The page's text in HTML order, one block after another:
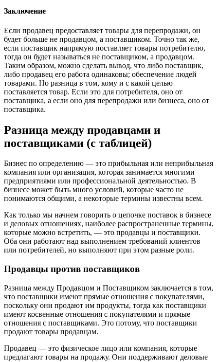
Заключение
Если продавец предоставляет товары для перепродажи, он
будет больше не продавцом, а поставщиком. Точно так же,
если поставщик напрямую поставляет товары потребителю,
тогда он будет называться не поставщиком, а продавцом.
Таким образом, можно сделать вывод, что либо поставщик,
либо продавец его работа одинаковы; обеспечение людей
товарами. Но разница в том, кому и с какой целью
поставляется товар. Если это для потребителя, оно от
поставщика, а если оно для перепродажи или бизнеса, оно от
поставщика.
Разница между продавцами и
поставщиками (с таблицей)
Бизнес по определению — это прибыльная или неприбыльная
компания или организация, которая занимается многими
предприятиями или профессиональной деятельностью. В
бизнесе может быть много условий, которые часто не
понимаются общими, а некоторые термины известны всем.
Как только мы начнем говорить о цепочке поставок в бизнесе
и деловых отношениях, наиболее распространенные термины,
которые можно встретить, — это продавцы и поставщики.
Оба они работают над выполнением требований клиентов
или потребителей, но выполняют при этом разные роли.
Продавцы против поставщиков
Разница между Продавцом и Поставщиком заключается в том,
что поставщики имеют прямые отношения с покупателями,
поскольку они продают им продукты, тогда как поставщики
имеют косвенные отношения с покупателями и прямые
отношения с поставщиками. Это потому, что поставщики
продают товары продавцам.
Продавец — это физическое лицо или компания, которые
предлагают товары на продажу. Они поддерживают деловые